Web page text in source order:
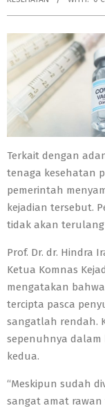
Terkait dengan
tenaga kesehatan
pemerintah
kejadian tersebut.
tidak akan
Prof. Dr. dr. Hindra
Ketua Komnas
mengatakan
tercipta pasca
sangatlah rendah.
sepenuhnya
kedua.
“Meskipun sudah
sangat amat